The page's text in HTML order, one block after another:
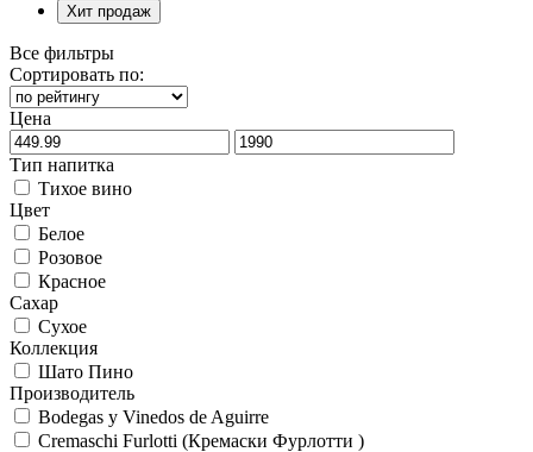
Хит продаж
Все фильтры
Сортировать по:
Цена
Тип напитка
Тихое вино
Цвет
Белое
Розовое
Красное
Сахар
Сухое
Коллекция
Шато Пино
Производитель
Bodegas y Vinedos de Aguirre
Cremaschi Furlotti (Кремаски Фурлотти )